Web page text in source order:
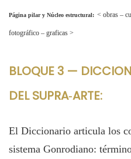
Página pilar y Núcleo estructural: < obras –
fotográfico – graficas >
BLOQUE 3 —
DEL SUPRA‑ARTE:
El Diccionario articula los
sistema Gonrodiano: